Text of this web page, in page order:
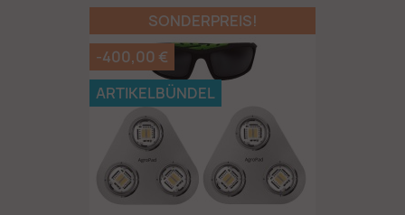
SONDERPREIS!
-400,00 €
ARTIKELBÜNDEL